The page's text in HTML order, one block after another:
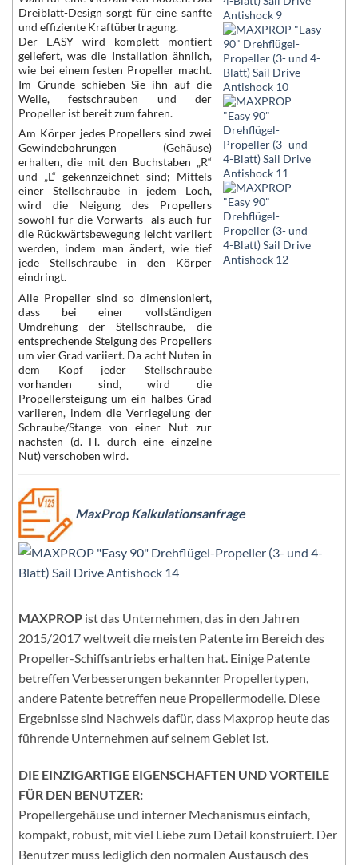
Dreiblatt-Design sorgt für eine sanfte
und effiziente Kraftübertragung.
Der EASY wird komplett montiert
geliefert, was die Installation ähnlich,
wie bei einem festen Propeller macht.
Im Grunde schieben Sie ihn auf die
Welle, festschrauben und der
Propeller ist bereit zum fahren.
Am Körper jedes Propellers sind zwei
Gewindebohrungen (Gehäuse)
erhalten, die mit den Buchstaben „R“
und „L“ gekennzeichnet sind; Mittels
einer Stellschraube in jedem Loch,
wird die Neigung des Propellers
sowohl für die Vorwärts- als auch für
die Rückwärtsbewegung leicht variiert
werden, indem man ändert, wie tief
jede Stellschraube in den Körper
eindringt.
Alle Propeller sind so dimensioniert,
dass bei einer vollständigen
Umdrehung der Stellschraube, die
entsprechende Steigung des Propellers
um vier Grad variiert. Da acht Nuten in
dem Kopf jeder Stellschraube
vorhanden sind, wird die
Propellersteigung um ein halbes Grad
variieren, indem die Verriegelung der
Schraube/Stange von einer Nut zur
nächsten (d. H. durch eine einzelne
Nut) verschoben wird.
MaxProp Kalkulationsanfrage
MAXPROP ist das Unternehmen, das in den Jahren
2015/2017 weltweit die meisten Patente im Bereich des
Propeller-Schiffsantriebs erhalten hat. Einige Patente
betreffen Verbesserungen bekannter Propellertypen,
andere Patente betreffen neue Propellermodelle. Diese
Ergebnisse sind Nachweis dafür, dass Maxprop heute das
führende Unternehmen auf seinem Gebiet ist.
DIE EINZIGARTIGE EIGENSCHAFTEN UND VORTEILE
FÜR DEN BENUTZER:
Propellergehäuse und interner Mechanismus einfach,
kompakt, robust, mit viel Liebe zum Detail konstruiert. Der
Benutzer muss lediglich den normalen Austausch des